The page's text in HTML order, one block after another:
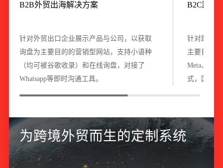
B2B外贸出海解决方案
针对外贸出口企业展示产品与公司，以获取
询盘为主要目的的营销型网站，支持小语种
（均可被谷歌收录）和在线询盘，对接了
Whatsapp等即时沟通工具。
B2C跨境
针对跨境
主要目的
Meta、
式，国际
为跨境外贸而生的定制系统